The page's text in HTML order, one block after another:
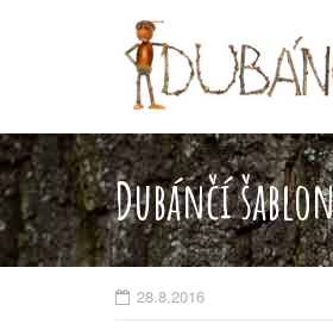
Dubánčí
28.8.2016